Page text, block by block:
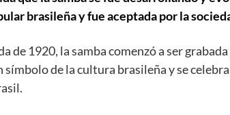
brasileña y fue aceptada por la
de 1920, la samba comenzó a ser
de la cultura brasileña y se